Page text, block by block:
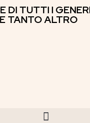
DI TUTTI I
TANTO ALTRO